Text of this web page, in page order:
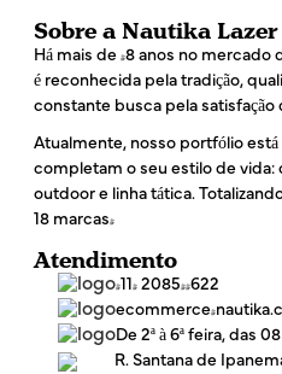
Sobre a Nautika Lazer
Há mais de 48 anos no
é reconhecida pela tradição,
constante busca pela satisfação
Atualmente, nosso portfólio
completam o seu estilo de vida:
outdoor e linha tática.
18 marcas!
Atendimento
(11) 2085-4622
De 2ª à 6ª feira, das 08
R. Santana de